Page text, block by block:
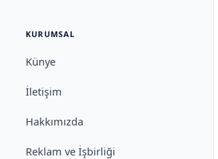
KURUMSAL
Künye
İletişim
Hakkımızda
Reklam ve İşbirliği